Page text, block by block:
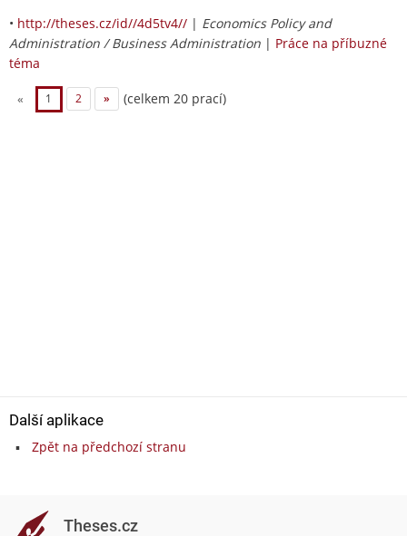
• http://theses.cz/id//4d5tv4// | Economics Policy and
Administration / Business Administration | Práce na příbuzné
téma
« 1 2 » (celkem 20 prací)
Další aplikace
Zpět na předchozí stranu
Theses.cz